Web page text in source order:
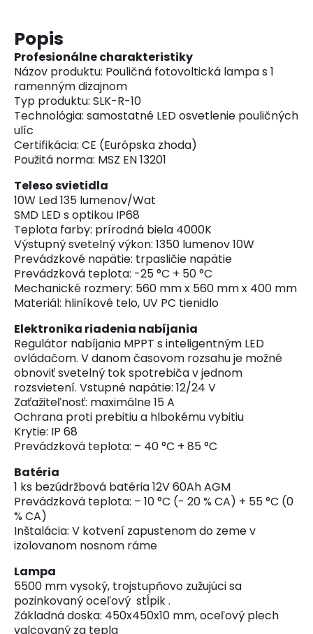
Popis
Profesionálne charakteristiky
Názov produktu: Pouličná fotovoltická lampa s 1
ramenným dizajnom
Typ produktu: SLK-R-10
Technológia: samostatné LED osvetlenie pouličných
ulíc
Certifikácia: CE (Európska zhoda)
Použitá norma: MSZ EN 13201
Teleso svietidla
10W Led 135 lumenov/Wat
SMD LED s optikou IP68
Teplota farby: prírodná biela 4000K
Výstupný svetelný výkon: 1350 lumenov 10W
Prevádzkové napätie: trpasličie napätie
Prevádzková teplota: -25 °C + 50 °C
Mechanické rozmery: 560 mm x 560 mm x 400 mm
Materiál: hliníkové telo, UV PC tienidlo
Elektronika riadenia nabíjania
Regulátor nabíjania MPPT s inteligentným LED
ovládačom. V danom časovom rozsahu je možné
obnoviť svetelný tok spotrebiča v jednom
rozsvietení. Vstupné napätie: 12/24 V
Zaťažiteľnosť: maximálne 15 A
Ochrana proti prebitiu a hlbokému vybitiu
Krytie: IP 68
Prevádzková teplota: – 40 °C + 85 °C
Batéria
1 ks bezúdržbová batéria 12V 60Ah AGM
Prevádzková teplota: – 10 °C (- 20 % CA) + 55 °C (0
% CA)
Inštalácia: V kotvení zapustenom do zeme v
izolovanom nosnom ráme
Lampa
5500 mm vysoký, trojstupňovo zužujúci sa
pozinkovaný oceľový stĺpik .
Základná doska: 450x450x10 mm, oceľový plech
valcovaný za tepla